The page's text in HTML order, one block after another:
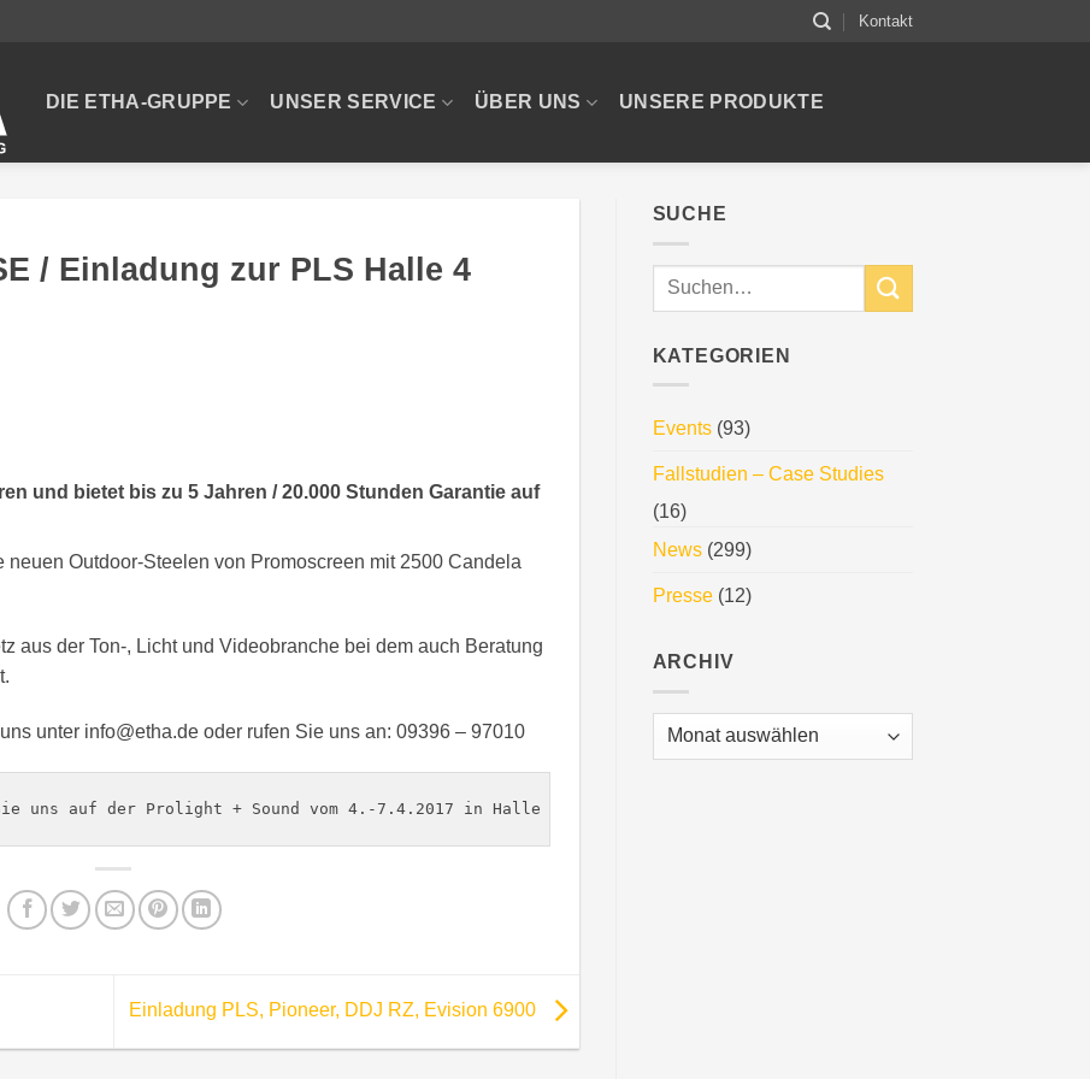
Kontakt
DIE ETHA-GRUPPE UNSER SERVICE ÜBER UNS UNSERE PRODUKTE
/ Einladung zur PLS Halle 4
und bietet bis zu 5 Jahren / 20.000 Stunden Garantie auf
Outdoor-Steelen von Promoscreen mit 2500 Candela
aus der Ton-, Licht und Videobranche bei dem auch Beratung
unter info@etha.de oder rufen Sie uns an: 09396 – 97010
uns auf der Prolight + Sound vom 4.-7.4.2017 in Halle 4.0 Stand C50
Einladung PLS, Pioneer, DDJ RZ, Evision 6900
SUCHE
KATEGORIEN
Events(93)
Fallstudien – Case Studies
(16)
News(299)
Presse(12)
ARCHIV
Archiv